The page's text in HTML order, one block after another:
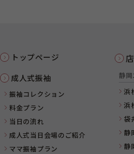
トップページ
成人式振袖
振袖コレクション
料金プラン
当日の流れ
成人式当日会場のご紹介
ママ振袖プラン
静
浜
浜
袋
静
静